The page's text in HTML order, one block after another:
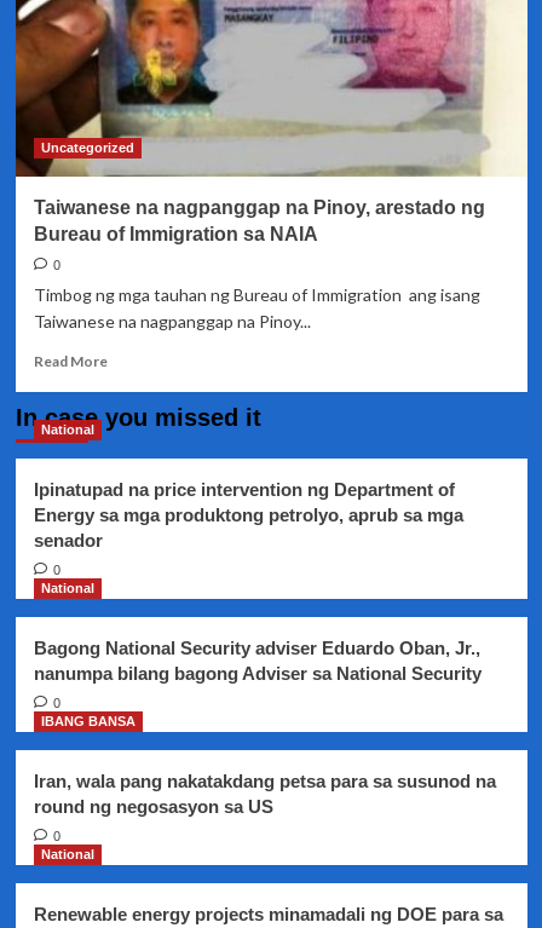
Uncategorized
Taiwanese na nagpanggap na Pinoy, arestado ng
Bureau of Immigration sa NAIA
0
Timbog ng mga tauhan ng Bureau of Immigration ang isang
Taiwanese na nagpanggap na Pinoy...
Read MoreRead
Taiwanese
na
Pinoy,
sa
NAIA
In case you missed it
National
Ipinatupad na price intervention ng Department of
Energy sa mga produktong petrolyo, aprub sa mga
senador
0
National
Bagong National Security adviser Eduardo Oban, Jr.,
nanumpa bilang bagong Adviser sa National Security
0
IBANG BANSA
Iran, wala pang nakatakdang petsa para sa susunod na
round ng negosasyon sa US
0
National
Renewable energy projects minamadali ng DOE para sa